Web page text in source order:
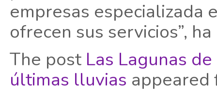
empresas especializada
ofrecen sus servicios”,
The post Las Lagunas
últimas lluvias